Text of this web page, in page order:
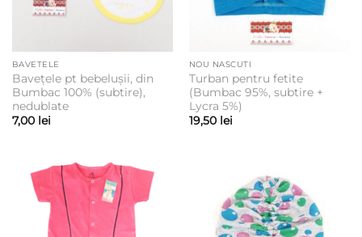
BAVETELE
Bavețele pt bebelușii, din
Bumbac 100% (subtire),
nedublate
7,00 lei
NOU NASCUTI
Turban pentru fetite
(Bumbac 95%, subtire +
Lycra 5%)
19,50 lei